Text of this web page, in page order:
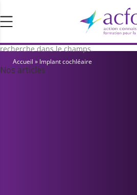
d’ACFOS, qui contient plus de 400 PDF en
accès libre pour vous former ou vous
informer sur la surdité. Saisissez votre
recherche dans le champs.
Accueil » Implant cochléaire
Nos articles